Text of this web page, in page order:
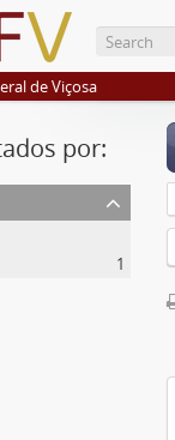
de Viçosa
por:
1